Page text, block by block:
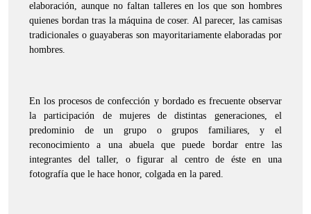
elaboración, aunque no faltan talleres en los que son hombres
quienes bordan tras la máquina de coser. Al parecer, las camisas
tradicionales o guayaberas son mayoritariamente elaboradas por
hombres.
En los procesos de confección y bordado es frecuente observar
la participación de mujeres de distintas generaciones, el
predominio de un grupo o grupos familiares, y el
reconocimiento a una abuela que puede bordar entre las
integrantes del taller, o figurar al centro de éste en una
fotografía que le hace honor, colgada en la pared.